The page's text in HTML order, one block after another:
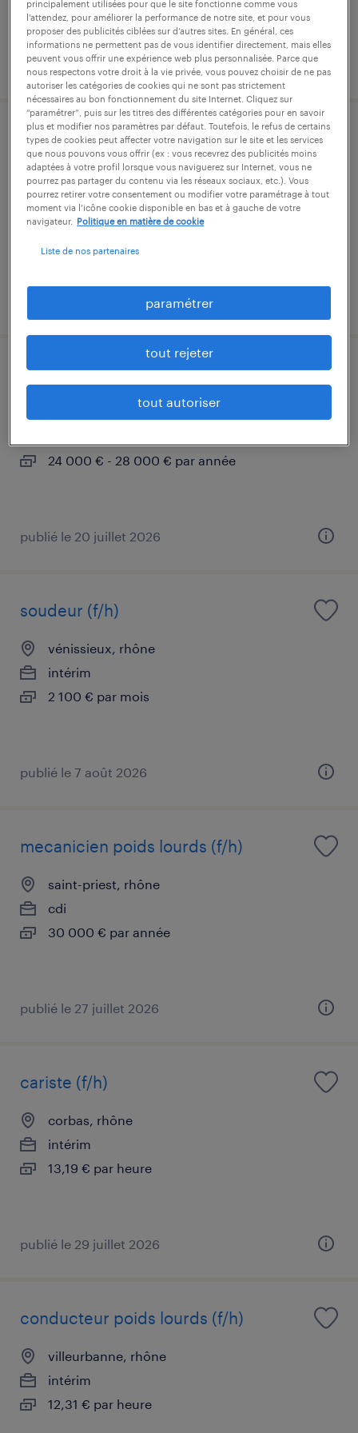
publié le 1 juin 2026
conducteur poids lourds (f/h)
genas, rhône
intérim
13,50 € par heure
publié le 18 mai 2026
opérateur des procédés (f/h)
vénissieux, rhône
24 000 € - 28 000 € par année
publié le 20 juillet 2026
soudeur (f/h)
vénissieux, rhône
intérim
2 100 € par mois
publié le 7 août 2026
mecanicien poids lourds (f/h)
saint-priest, rhône
cdi
30 000 € par année
publié le 27 juillet 2026
cariste (f/h)
corbas, rhône
intérim
13,19 € par heure
publié le 29 juillet 2026
conducteur poids lourds (f/h)
villeurbanne, rhône
intérim
12,31 € par heure
principalement utilisées pour que le site fonctionne comme vous
l’attendez, pour améliorer la performance de notre site, et pour vous
proposer des publicités ciblées sur d’autres sites. En général, ces
informations ne permettent pas de vous identifier directement, mais elles
peuvent vous offrir une expérience web plus personnalisée. Parce que
nous respectons votre droit à la vie privée, vous pouvez choisir de ne pas
autoriser les catégories de cookies qui ne sont pas strictement
nécessaires au bon fonctionnement du site Internet. Cliquez sur
“paramétrer”, puis sur les titres des différentes catégories pour en savoir
plus et modifier nos paramètres par défaut. Toutefois, le refus de certains
types de cookies peut affecter votre navigation sur le site et les services
que nous pouvons vous offrir (ex : vous recevrez des publicités moins
adaptées à votre profil lorsque vous naviguerez sur Internet, vous ne
pourrez pas partager du contenu via les réseaux sociaux, etc.). Vous
pourrez retirer votre consentement ou modifier votre paramétrage à tout
moment via l’icône cookie disponible en bas et à gauche de votre
navigateur.
Politique en matière de cookie
Liste de nos partenaires
paramétrer
tout rejeter
tout autoriser